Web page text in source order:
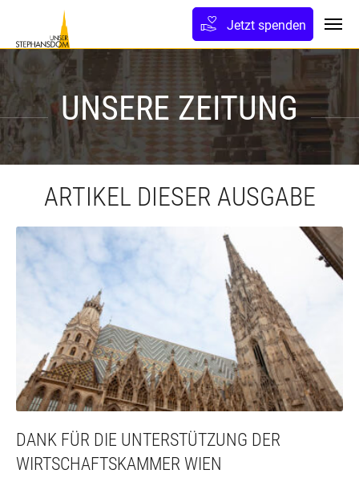
springen
Jetzt spenden
UNSERE ZEITUNG
ARTIKEL DIESER AUSGABE
DANK FÜR DIE UNTERSTÜTZUNG DER
WIRTSCHAFTSKAMMER WIEN